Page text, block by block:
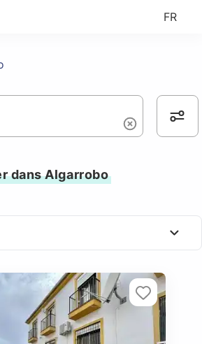
FR
dans Algarrobo